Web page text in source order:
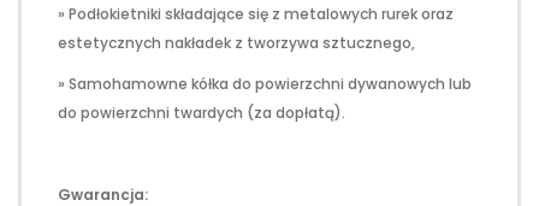
» Podłokietniki składające się z metalowych rurek oraz
estetycznych nakładek z tworzywa sztucznego,
» Samohamowne kółka do powierzchni dywanowych lub
do powierzchni twardych (za dopłatą).
Gwarancja: